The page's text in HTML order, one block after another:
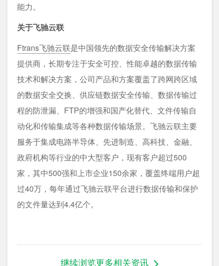
能力。
关于飞驰云联
Ftrans飞驰云联是中国领先的数据安全传输解决方案
提供商，长期专注于安全可控、性能卓越的数据传输
技术和解决方案，公司产品和方案覆盖了跨网跨区域
的数据安全交换、供应链数据安全传输、数据传输过
程的防泄漏、FTP的增强和国产化替代、文件传输自
动化和传输集成等各种数据传输场景。飞驰云联主要
服务于集成电路半导体、先进制造、高科技、金融、
政府机构等行业的中大型客户，现有客户超过500
家，其中500强和上市企业150余家，覆盖终端用户超
过40万，每年通过飞驰云联平台进行数据传输和保护
的文件量达到4.4亿个。
继续浏览更多相关资讯